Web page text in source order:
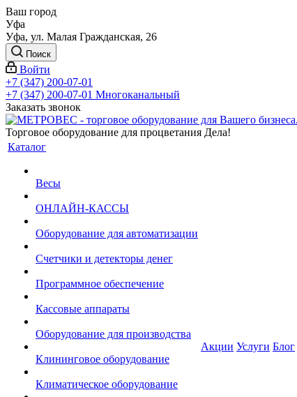
Ваш город
Уфа
Уфа, ул. Малая Гражданская, 26
Поиск
Войти
+7 (347) 200-07-01
+7 (347) 200-07-01 Многоканальный
Заказать звонок
Торговое оборудование для процветания Дела!
Каталог
Весы
ОНЛАЙН-КАССЫ
Оборудование для автоматизации
Счетчики и детекторы денег
Программное обеспечение
Кассовые аппараты
Оборудование для производства
Клининговое оборудование
Климатическое оборудование
Акции Услуги Блог